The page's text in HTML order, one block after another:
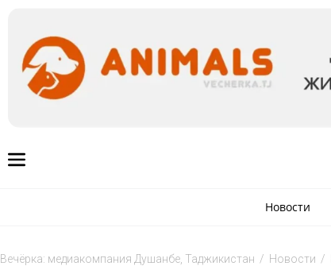
Новости
Вечёрка: медиакомпания Душанбе, Таджикистан / Новости /